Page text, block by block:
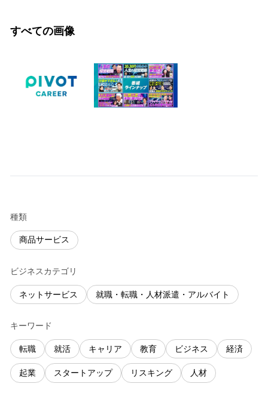
すべての画像
種類
商品サービス
ビジネスカテゴリ
ネットサービス 就職・転職・人材派遣・アルバイト
キーワード
転職 就活 キャリア 教育 ビジネス 経済
起業 スタートアップ リスキング 人材